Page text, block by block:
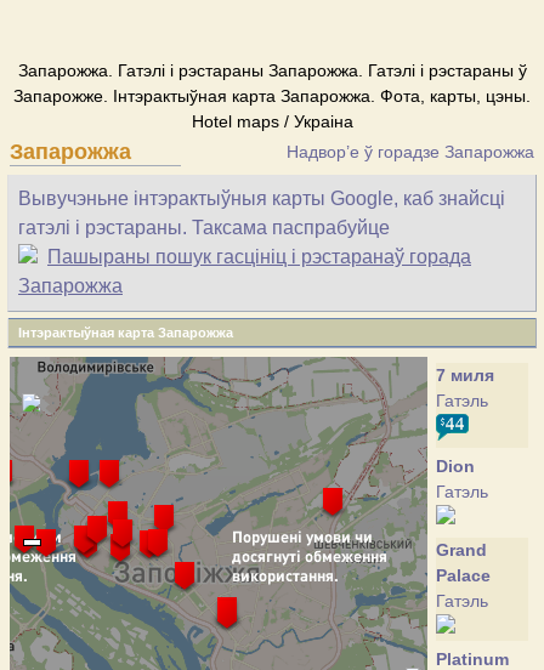
Запарожжа. Гатэлі і рэстараны Запарожжа. Гатэлі і рэстараны ў
Запарожже. Інтэрактыўная карта Запарожжа. Фота, карты, цэны.
Hotel maps / Украіна
Запарожжа Надвор’е ў горадзе Запарожжа
Вывучэньне інтэрактыўныя карты Google, каб знайсці
гатэлі і рэстараны. Таксама паспрабуйце
Пашыраны пошук гасцініц і рэстаранаў горада
Запарожжа
Інтэрактыўная карта Запарожжа
7 миля
Гатэль
Dion
Гатэль
Grand
Palace
Гатэль
Platinum